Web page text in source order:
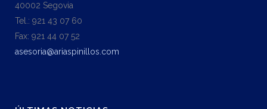
40002 Segovia
Tel.: 921 43 07 60
Fax: 921 44 07 52
asesoria@ariaspinillos.com